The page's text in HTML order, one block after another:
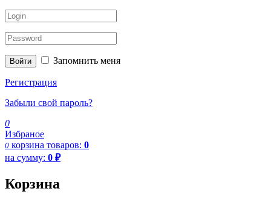
Войти Запомнить меня
Регистрация
Забыли свой пароль?
0
Избраное
0 корзина товаров: 0
на сумму: 0 ₽
Корзина